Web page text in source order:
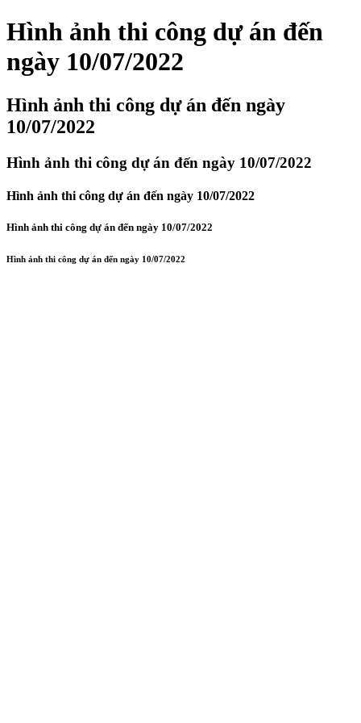
Hình ảnh thi công dự án đến
ngày 10/07/2022
Hình ảnh thi công dự án đến ngày
10/07/2022
Hình ảnh thi công dự án đến ngày 10/07/2022
Hình ảnh thi công dự án đến ngày 10/07/2022
Hình ảnh thi công dự án đến ngày 10/07/2022
Hình ảnh thi công dự án đến ngày 10/07/2022